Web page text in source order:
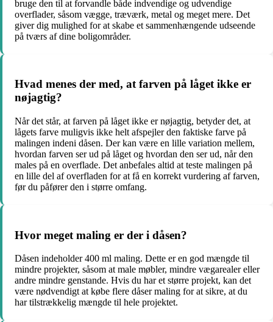
bruge den til at forvandle både indvendige og udvendige
overflader, såsom vægge, træværk, metal og meget mere. Det
giver dig mulighed for at skabe et sammenhængende udseende
på tværs af dine boligområder.
Hvad menes der med, at farven på låget ikke er
nøjagtig?
Når det står, at farven på låget ikke er nøjagtig, betyder det, at
lågets farve muligvis ikke helt afspejler den faktiske farve på
malingen indeni dåsen. Der kan være en lille variation mellem,
hvordan farven ser ud på låget og hvordan den ser ud, når den
males på en overflade. Det anbefales altid at teste malingen på
en lille del af overfladen for at få en korrekt vurdering af farven,
før du påfører den i større omfang.
Hvor meget maling er der i dåsen?
Dåsen indeholder 400 ml maling. Dette er en god mængde til
mindre projekter, såsom at male møbler, mindre vægarealer eller
andre mindre genstande. Hvis du har et større projekt, kan det
være nødvendigt at købe flere dåser maling for at sikre, at du
har tilstrækkelig mængde til hele projektet.